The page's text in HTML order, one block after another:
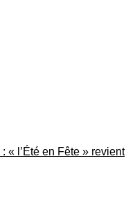
« l’Été en Fête » revient